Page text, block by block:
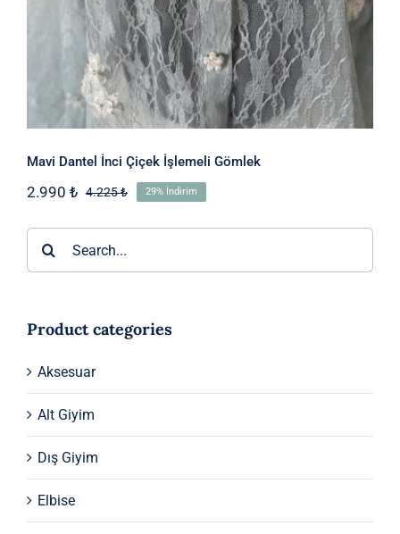
Mavi Dantel İnci Çiçek İşlemeli Gömlek
4.225₺Orijinal
2.990 ₺
Şu
2.990 ₺.
29% İndirim
Product categories
Aksesuar
Alt Giyim
Dış Giyim
Elbise